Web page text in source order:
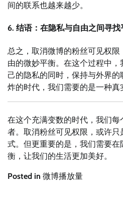
间的联系也越来越少。
6. 结语：在隐私与自由之间寻找
总之，取消微博的粉丝可见权
由的微妙平衡。在这个过程中
己的隐私的同时，保持与外界
炸的时代，我们需要的是一种真
在这个充满变数的时代，我们
者。取消粉丝可见权限，或许
式。但更重要的是，我们需要
衡，让我们的生活更加美好。
Posted in 微博播放量